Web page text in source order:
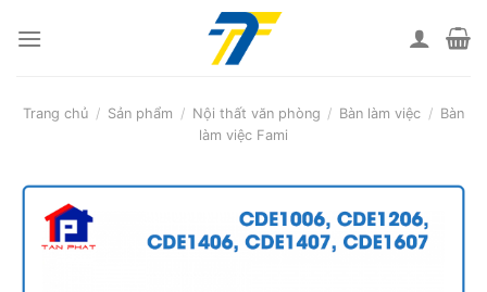
Trang chủ / Sản phẩm / Nội thất văn phòng / Bàn làm việc / Bàn
làm việc Fami